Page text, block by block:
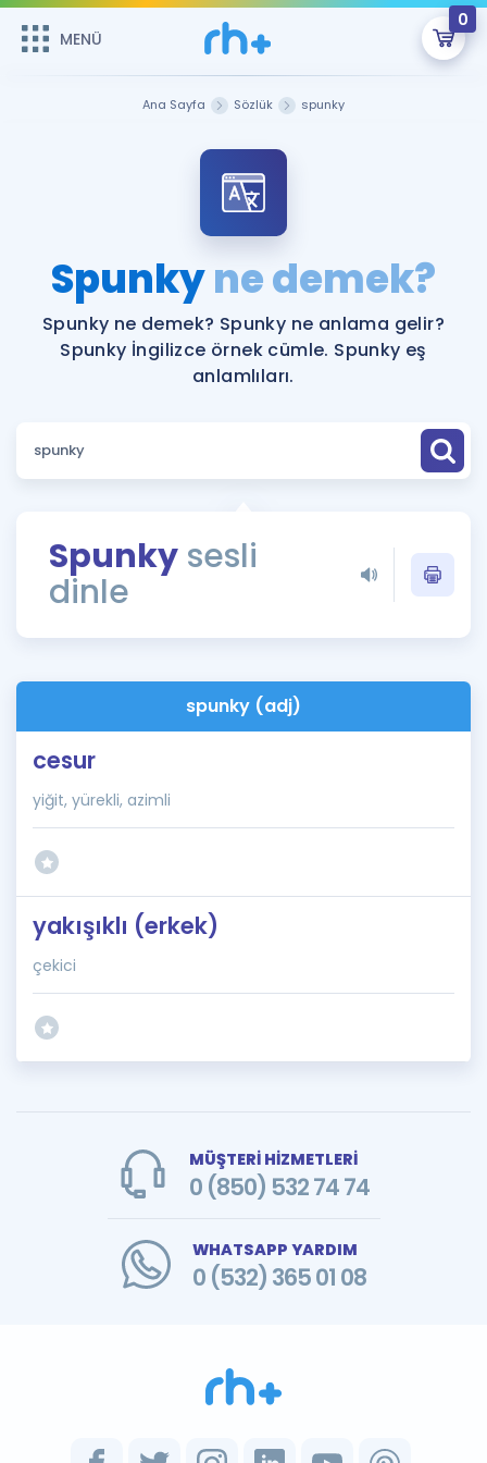
MENÜ
0
Şifremi Hatırlamıyorum
ÜYE DEĞİLİM
Sepetin Şu An Boş.
Remzi Hoca ile seni sınava hazırlayacak onlarca eğitim seni
bekliyor!
MENÜ
Katılımcı Görüşleri
Faydalı Araçlar
Sözlük
Rehberlik Aracı
ÖSYM Sınav Takvimi
İngilizce Gramer
Hakkımızda
Ana Sayfa Sözlük spunky
Spunkyne demek?
Spunky ne demek? Spunky ne anlama gelir?
Spunky İngilizce örnek cümle. Spunky eş
anlamlıları.
Spunky sesli
dinle
spunky (adj)
cesur
yiğit, yürekli, azimli
yakışıklı (erkek)
çekici
MÜŞTERİ HİZMETLERİ
0 (850) 532 74 74
WHATSAPP YARDIM
0 (532) 365 01 08